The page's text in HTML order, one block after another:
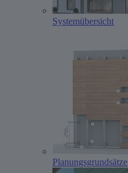
System­übersicht
Planungs­grundsätze